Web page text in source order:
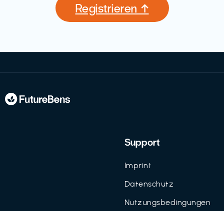
Registrieren ↑
Support
Imprint
Datenschutz
Nutzungsbedingungen